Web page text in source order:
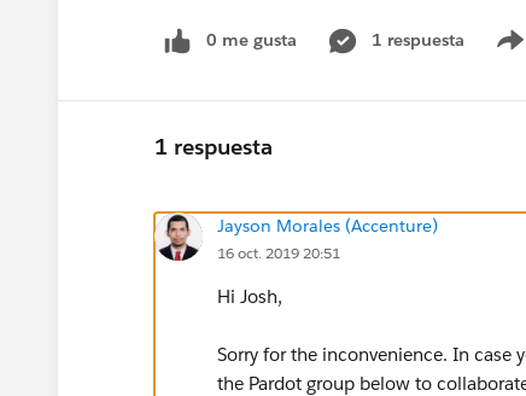
0 me gusta 1 respuesta
1 respuesta
Jayson Morales (Accenture)
16 oct. 2019 20:51
Hi Josh,
Sorry for the inconvenience. In case
the Pardot group below to